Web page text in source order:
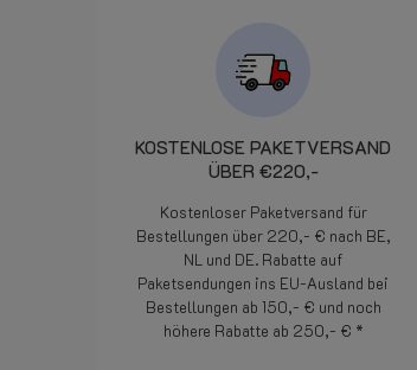
servizio degno di segnalazione.
In pratica cortesia efficienza ed
KOSTENLOSE PAKETVERSAND
ÜBER €220,-
Kostenloser Paketversand für
Bestellungen über 220,- € nach BE,
NL und DE. Rabatte auf
Paketsendungen ins EU-Ausland bei
Bestellungen ab 150,- € und noch
höhere Rabatte ab 250,- € *